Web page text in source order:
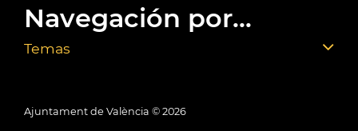
Navegación por...
Temas
Ajuntament de València © 2026